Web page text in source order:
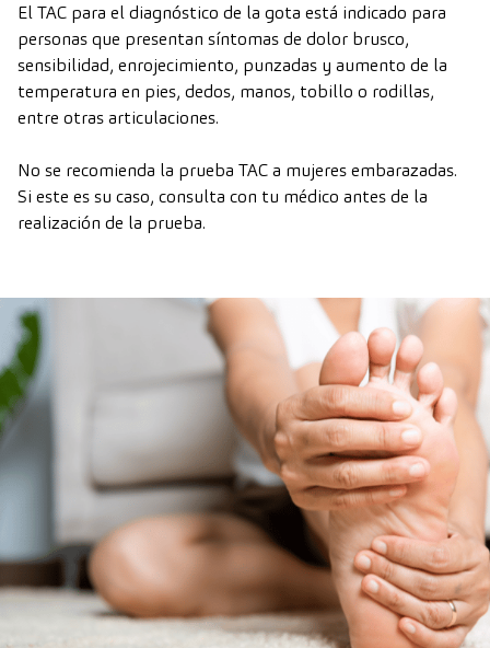
El TAC para el diagnóstico de la gota está indicado para
personas que presentan síntomas de dolor brusco,
sensibilidad, enrojecimiento, punzadas y aumento de la
temperatura en pies, dedos, manos, tobillo o rodillas,
entre otras articulaciones.
No se recomienda la prueba TAC a mujeres embarazadas.
Si este es su caso, consulta con tu médico antes de la
realización de la prueba.